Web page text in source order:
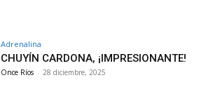
Adrenalina
CHUYÍN CARDONA, ¡IMPRESIONANTE!
Once Ríos - 28 diciembre, 2025